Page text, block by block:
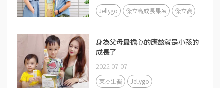
Jellygo 傑立高成長果凍 傑立高
身為父母最擔心的應該就是小孩的
成長了
2022-07-07
東杰生醫
Jellygo